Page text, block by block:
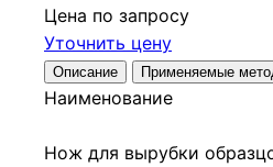
Цена по запросу
Уточнить цену
Описание Применяемые
Наименование
Нож для вырубки